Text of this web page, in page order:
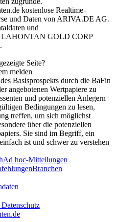
kostenlose Realtime-
und Daten von ARIVA.DE AG.
und
LAHONTAN GOLD CORP
.
Seite?
melden
Basisprospekts durch die BaFin
angebotenen Wertpapiere zu
und potenziellen Anlegern
Bedingungen zu lesen,
treffen, um sich möglichst
über die potenziellen
Sie sind im Begriff, ein
ist und schwer zu verstehen
Ad hoc-Mitteilungen
Branchen